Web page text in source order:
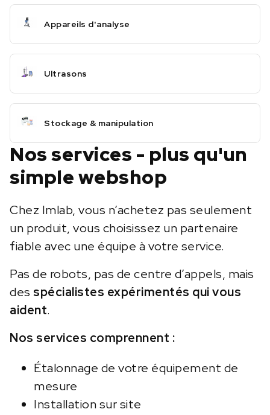
Appareils d'analyse
Ultrasons
Stockage & manipulation
Nos services - plus qu'un
simple webshop
Chez Imlab, vous n’achetez pas seulement
un produit, vous choisissez un partenaire
fiable avec une équipe à votre service.
Pas de robots, pas de centre d’appels, mais
des spécialistes expérimentés qui vous
aident.
Nos services comprennent :
Étalonnage de votre équipement de
mesure
Installation sur site